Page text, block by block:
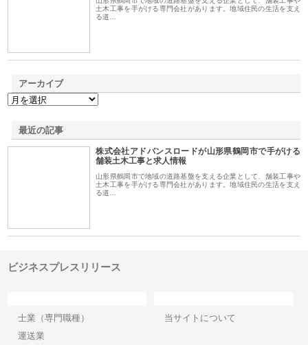
土木工事を手がける専門会社があります。地域住民の生活を支え
る道…
アーカイブ
最近の記事
株式会社アドバンスロードが山形県鶴岡市で手がける
舗装土木工事と求人情報
山形県鶴岡市で地域の道路基盤を支える企業として、舗装工事や
土木工事を手がける専門会社があります。地域住民の生活を支え
る道…
ビジネスプレスリリース
士業（専門職種）
運送業
当サイトについて